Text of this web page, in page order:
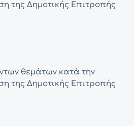
της Δημοτικής Επιτροπής
θεμάτων κατά την
της Δημοτικής Επιτροπής